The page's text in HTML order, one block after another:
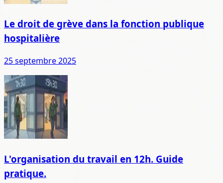
Le droit de grève dans la fonction publique
hospitalière
25 septembre 2025
L'organisation du travail en 12h. Guide
pratique.